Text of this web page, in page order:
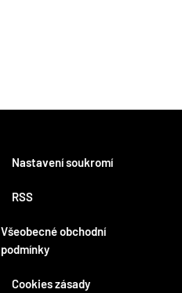
RSS
Všeobecné obchodní
podmínky
Cookies zásady
Nastavení soukromí